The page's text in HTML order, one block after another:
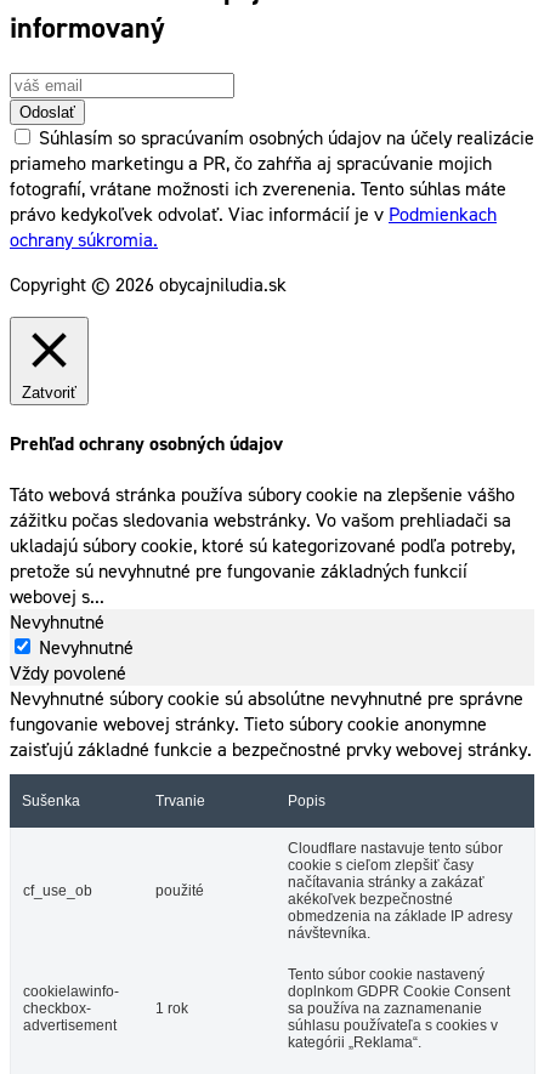
informovaný
Odoslať
Súhlasím so spracúvaním osobných údajov na účely realizácie
priameho marketingu a PR, čo zahŕňa aj spracúvanie mojich
fotografií, vrátane možnosti ich zverenenia. Tento súhlas máte
právo kedykoľvek odvolať. Viac informácií je v Podmienkach
ochrany súkromia.
Copyright © 2026 obycajniludia.sk
Zatvoriť
Prehľad ochrany osobných údajov
Táto webová stránka používa súbory cookie na zlepšenie vášho
zážitku počas sledovania webstránky. Vo vašom prehliadači sa
ukladajú súbory cookie, ktoré sú kategorizované podľa potreby,
pretože sú nevyhnutné pre fungovanie základných funkcií
webovej s...
Nevyhnutné
Nevyhnutné
Vždy povolené
Nevyhnutné súbory cookie sú absolútne nevyhnutné pre správne
fungovanie webovej stránky. Tieto súbory cookie anonymne
zaisťujú základné funkcie a bezpečnostné prvky webovej stránky.
Sušenka Trvanie Popis
cf_use_ob použité
Cloudflare nastavuje tento súbor
cookie s cieľom zlepšiť časy
načítavania stránky a zakázať
akékoľvek bezpečnostné
obmedzenia na základe IP adresy
návštevníka.
cookielawinfo-
checkbox-
advertisement
1 rok
Tento súbor cookie nastavený
doplnkom GDPR Cookie Consent
sa používa na zaznamenanie
súhlasu používateľa s cookies v
kategórii „Reklama“.